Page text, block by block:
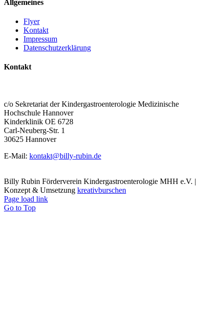
Allgemeines
Flyer
Kontakt
Impressum
Datenschutzerklärung
Kontakt
c/o Sekretariat der Kindergastroenterologie Medizinische
Hochschule Hannover
Kinderklinik OE 6728
Carl-Neuberg-Str. 1
30625 Hannover
E-Mail: kontakt@billy-rubin.de
Billy Rubin Förderverein Kindergastroenterologie MHH e.V. |
Konzept & Umsetzung kreativburschen
Page load link
Go to Top